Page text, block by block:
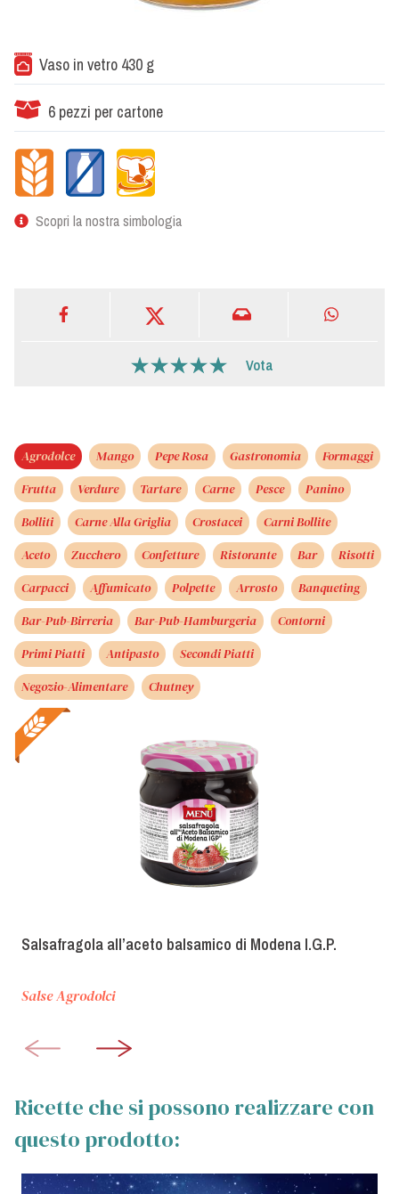
Vaso in vetro 430 g
6 pezzi per cartone
Scopri la nostra simbologia
Vota
Agrodolce Mango Pepe Rosa Gastronomia
Formaggi
Frutta
Verdure Tartare Carne Pesce
Panino
Bolliti
Carne Alla Griglia Crostacei
Carni Bollite
Aceto
Zucchero Confetture Ristorante Bar
Risotti
Carpacci
Affumicato Polpette Arrosto
Banqueting
Bar-Pub-Birreria
Bar-Pub-Hamburgeria
Contorni
Primi Piatti
Antipasto
Secondi Piatti
Negozio-Alimentare
Chutney
Salsafragola all’aceto balsamico di Modena I.G.P.
Salse Agrodolci
Ricette che si possono realizzare con
questo prodotto: